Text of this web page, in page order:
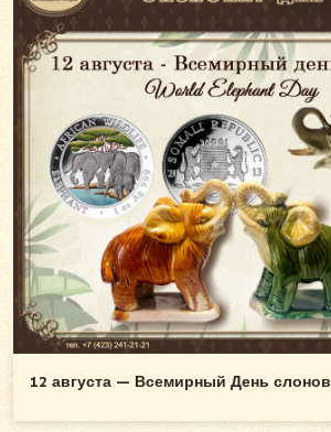
12 августа — Всемирный День слонов